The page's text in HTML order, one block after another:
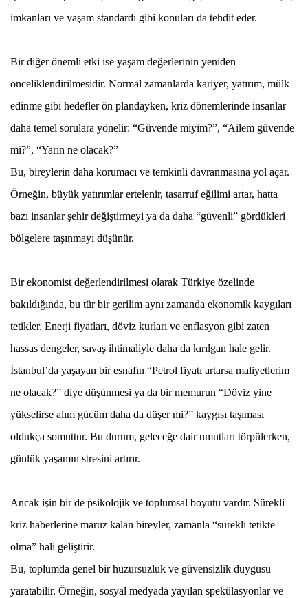
imkanları ve yaşam standardı gibi konuları da tehdit eder.
Bir diğer önemli etki ise yaşam değerlerinin yeniden
önceliklendirilmesidir. Normal zamanlarda kariyer, yatırım, mülk
edinme gibi hedefler ön plandayken, kriz dönemlerinde insanlar
daha temel sorulara yönelir: “Güvende miyim?”, “Ailem güvende
mi?”, “Yarın ne olacak?”
Bu, bireylerin daha korumacı ve temkinli davranmasına yol açar.
Örneğin, büyük yatırımlar ertelenir, tasarruf eğilimi artar, hatta
bazı insanlar şehir değiştirmeyi ya da daha “güvenli” gördükleri
bölgelere taşınmayı düşünür.
Bir ekonomist değerlendirilmesi olarak Türkiye özelinde
bakıldığında, bu tür bir gerilim aynı zamanda ekonomik kaygıları
tetikler. Enerji fiyatları, döviz kurları ve enflasyon gibi zaten
hassas dengeler, savaş ihtimaliyle daha da kırılgan hale gelir.
İstanbul’da yaşayan bir esnafın “Petrol fiyatı artarsa maliyetlerim
ne olacak?” diye düşünmesi ya da bir memurun “Döviz yine
yükselirse alım gücüm daha da düşer mi?” kaygısı taşıması
oldukça somuttur. Bu durum, geleceğe dair umutları törpülerken,
günlük yaşamın stresini artırır.
Ancak işin bir de psikolojik ve toplumsal boyutu vardır. Sürekli
kriz haberlerine maruz kalan bireyler, zamanla “sürekli tetikte
olma” hali geliştirir.
Bu, toplumda genel bir huzursuzluk ve güvensizlik duygusu
yaratabilir. Örneğin, sosyal medyada yayılan spekülasyonlar ve